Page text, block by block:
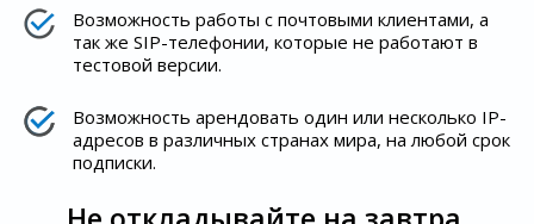
Возможность работы с почтовыми клиентами, а
так же SIP-телефонии, которые не работают в
тестовой версии.
Возможность арендовать один или несколько IP-
адресов в различных странах мира, на любой срок
подписки.